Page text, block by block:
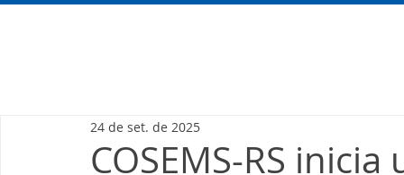
COSEMS-RS
24 de set. de 2025